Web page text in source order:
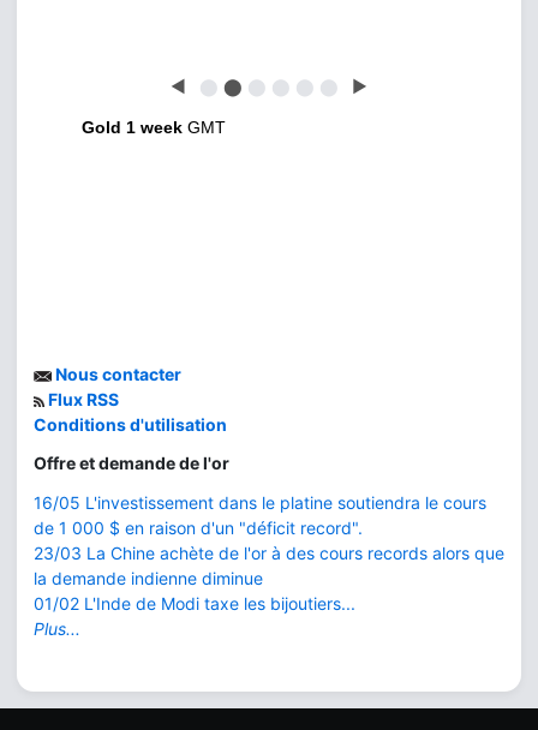
◀ ⬤ ⬤ ⬤ ⬤ ⬤ ⬤ ▶
Gold 1 week GMT
Nous contacter
Flux RSS
Conditions d'utilisation
Offre et demande de l'or
16/05 L'investissement dans le platine soutiendra le cours
de 1 000 $ en raison d'un "déficit record".
23/03 La Chine achète de l'or à des cours records alors que
la demande indienne diminue
01/02 L'Inde de Modi taxe les bijoutiers...
Plus...